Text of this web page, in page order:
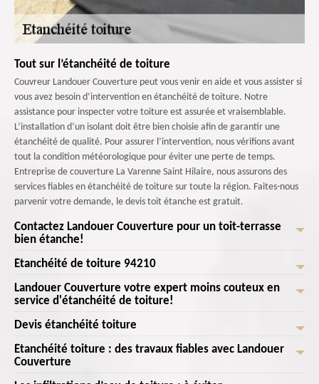
Tout sur l’étanchéité de toiture
Couvreur Landouer Couverture peut vous venir en aide et vous assister si
vous avez besoin d’intervention en étanchéité de toiture. Notre
assistance pour inspecter votre toiture est assurée et vraisemblable.
L’installation d’un isolant doit être bien choisie afin de garantir une
étanchéité de qualité. Pour assurer l’intervention, nous vérifions avant
tout la condition météorologique pour éviter une perte de temps.
Entreprise de couverture La Varenne Saint Hilaire, nous assurons des
services fiables en étanchéité de toiture sur toute la région. Faites-nous
parvenir votre demande, le devis toit étanche est gratuit.
Contactez Landouer Couverture pour un toit-terrasse
bien étanche!
Chez Landouer Couverture à La Varenne Saint Hilaire, nous comprenons
l'importance d'un toit-terrasse étanche pour profiter pleinement de cet
espace unique. Nous nous engageons à fournir les solutions les plus
d'eau. Avec notre équipe d'experts qualifiés et expérimentés, vous
pouvez avoir l'esprit tranquille, sachant que votre toit-terrasse est entre
de bonnes mains. Notre équipe travaillera en étroite collaboration avec
Étanchéité de toiture 94210
L'étanchéité du toit est une intervention qui ne doit pas être oubliée à
cause du risque d'endommager la structure du toit. L'imperméabilisation
est essentielle pour la maison. Il est alors nécessaire de choisir la bonne
résine, de PVC ou de zinc. L'étanchéité du toit garantit de ce fait une
durée de vie maximum pour l'ensemble du système de toiture. Pour
Landouer Couverture votre expert moins couteux en
service d'étanchéité de toiture!
Landouer Couverture expert en étanchéité de toit possède une vaste
expérience dans ce domaine. Si vous souhaitez améliorer l'étanchéité de
votre toit, optez pour nos services! Nous avons réalisé de nombreux
Devis étanchéité toiture
Le revêtement en bardeaux, tuiles ou ardoise, ne suffit pas à préserver
une toiture de l'humidité et durant les différentes intempéries. Nous
Étanchéité toiture : des travaux fiables avec Landouer
Couverture